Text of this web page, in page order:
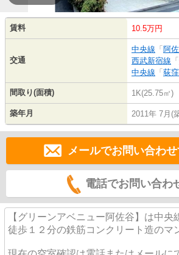
賃料 10.5万円
交通
中央線 「 阿
西武新宿線 「
中央線 「 荻窪
間取り(面積) 1K(25.75㎡)
築年月 2011年 7月(
メールでお問い合わ
電話でお問い合わ
【グリーンアベニュー阿佐谷】は中央
徒歩１２分の鉄筋コンクリート造のマ